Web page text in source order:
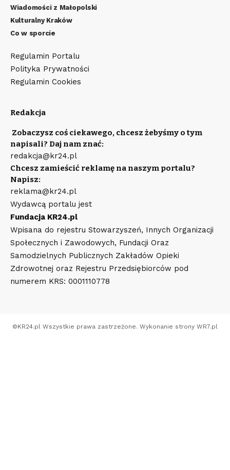
Wiadomości z Małopolski
Kulturalny Kraków
Co w sporcie
Regulamin Portalu
Polityka Prywatności
Regulamin Cookies
Redakcja
Zobaczysz coś ciekawego, chcesz żebyśmy o tym
napisali? Daj nam znać:
redakcja@kr24.pl
Chcesz zamieścić reklamę na naszym portalu?
Napisz:
reklama@kr24.pl
Wydawcą portalu jest
Fundacja KR24.pl
Wpisana do rejestru Stowarzyszeń, Innych Organizacji
Społecznych i Zawodowych, Fundacji Oraz
Samodzielnych Publicznych Zakładów Opieki
Zdrowotnej oraz Rejestru Przedsiębiorców pod
numerem KRS: 0001110778
©KR24.pl Wszystkie prawa zastrzeżone. Wykonanie strony WR7.pl